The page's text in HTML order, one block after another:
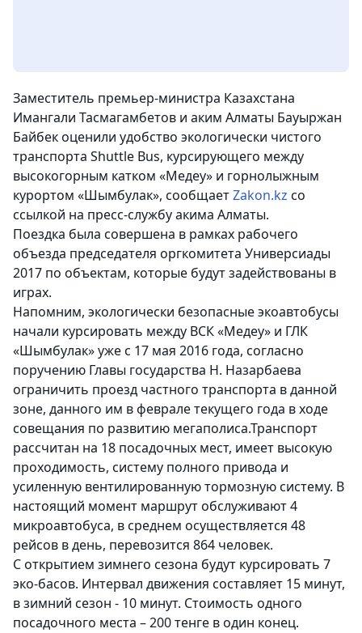
Заместитель премьер-министра Казахстана
Имангали Тасмагамбетов и аким Алматы Бауыржан
Байбек оценили удобство экологически чистого
транспорта Shuttle Bus, курсирующего между
высокогорным катком «Медеу» и горнолыжным
курортом «Шымбулак», сообщаетZakon.kz со
ссылкой на пресс-службу акима Алматы.
Поездка была совершена в рамках рабочего
объезда председателя оргкомитета Универсиады
2017 по объектам, которые будут задействованы в
играх.
Напомним, экологически безопасные экоавтобусы
начали курсировать между ВСК «Медеу» и ГЛК
«Шымбулак» уже с 17 мая 2016 года, согласно
поручению Главы государства Н. Назарбаева
ограничить проезд частного транспорта в данной
зоне, данного им в феврале текущего года в ходе
совещания по развитию мегаполиса.Транспорт
рассчитан на 18 посадочных мест, имеет высокую
проходимость, систему полного привода и
усиленную вентилированную тормозную систему. В
настоящий момент маршрут обслуживают 4
микроавтобуса, в среднем осуществляется 48
рейсов в день, перевозится 864 человек.
С открытием зимнего сезона будут курсировать 7
эко-басов. Интервал движения составляет 15 минут,
в зимний сезон - 10 минут. Стоимость одного
посадочного места – 200 тенге в один конец.